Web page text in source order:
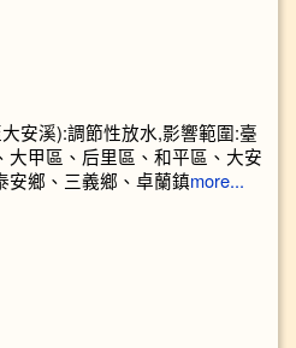
安溪):調節性放水,影響範圍:臺
大甲區、后里區、和平區、大安
安鄉、三義鄉、卓蘭鎮more...